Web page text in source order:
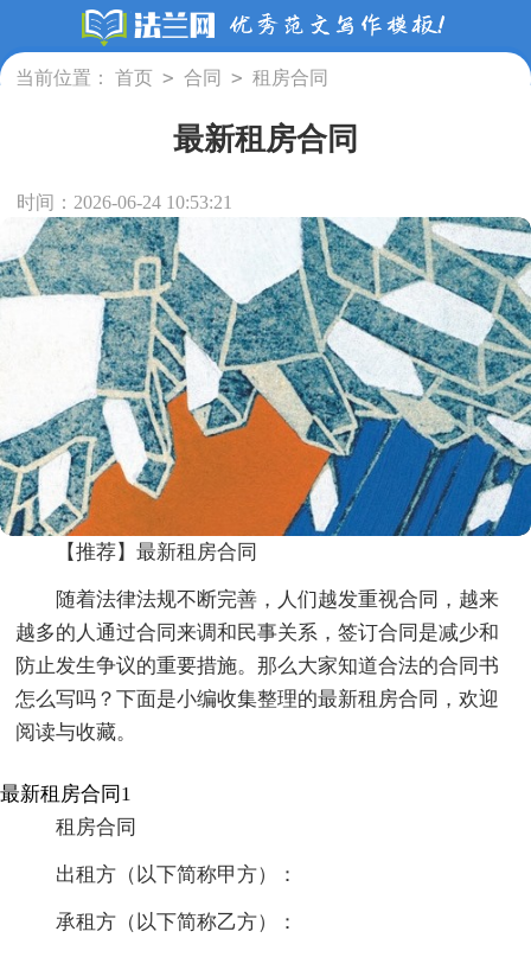
当前位置： 首页 > 合同 > 租房合同
最新租房合同
时间：2026-06-24 10:53:21
【推荐】最新租房合同
随着法律法规不断完善，人们越发重视合同，越来
越多的人通过合同来调和民事关系，签订合同是减少和
防止发生争议的重要措施。那么大家知道合法的合同书
怎么写吗？下面是小编收集整理的最新租房合同，欢迎
阅读与收藏。
最新租房合同1
租房合同
出租方（以下简称甲方）：
承租方（以下简称乙方）：